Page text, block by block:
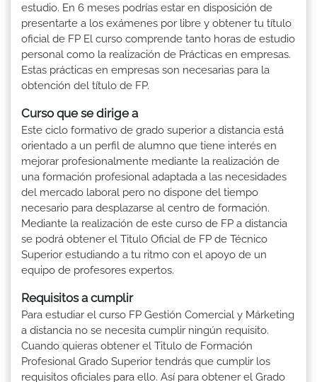
estudio. En 6 meses podrías estar en disposición de
presentarte a los exámenes por libre y obtener tu título
oficial de FP El curso comprende tanto horas de estudio
personal como la realización de Prácticas en empresas.
Estas prácticas en empresas son necesarias para la
obtención del título de FP.
Curso que se dirige a
Este ciclo formativo de grado superior a distancia está
orientado a un perfil de alumno que tiene interés en
mejorar profesionalmente mediante la realización de
una formación profesional adaptada a las necesidades
del mercado laboral pero no dispone del tiempo
necesario para desplazarse al centro de formación.
Mediante la realización de este curso de FP a distancia
se podrá obtener el Titulo Oficial de FP de Técnico
Superior estudiando a tu ritmo con el apoyo de un
equipo de profesores expertos.
Requisitos a cumplir
Para estudiar el curso FP Gestión Comercial y Márketing
a distancia no se necesita cumplir ningún requisito.
Cuando quieras obtener el Titulo de Formación
Profesional Grado Superior tendrás que cumplir los
requisitos oficiales para ello. Así para obtener el Grado